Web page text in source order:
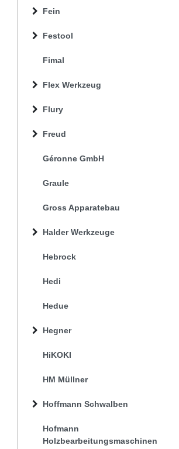
Fein
Festool
Fimal
Flex Werkzeug
Flury
Freud
Géronne GmbH
Graule
Gross Apparatebau
Halder Werkzeuge
Hebrock
Hedi
Hedue
Hegner
HiKOKI
HM Müllner
Hoffmann Schwalben
Hofmann
Holzbearbeitungsmaschinen